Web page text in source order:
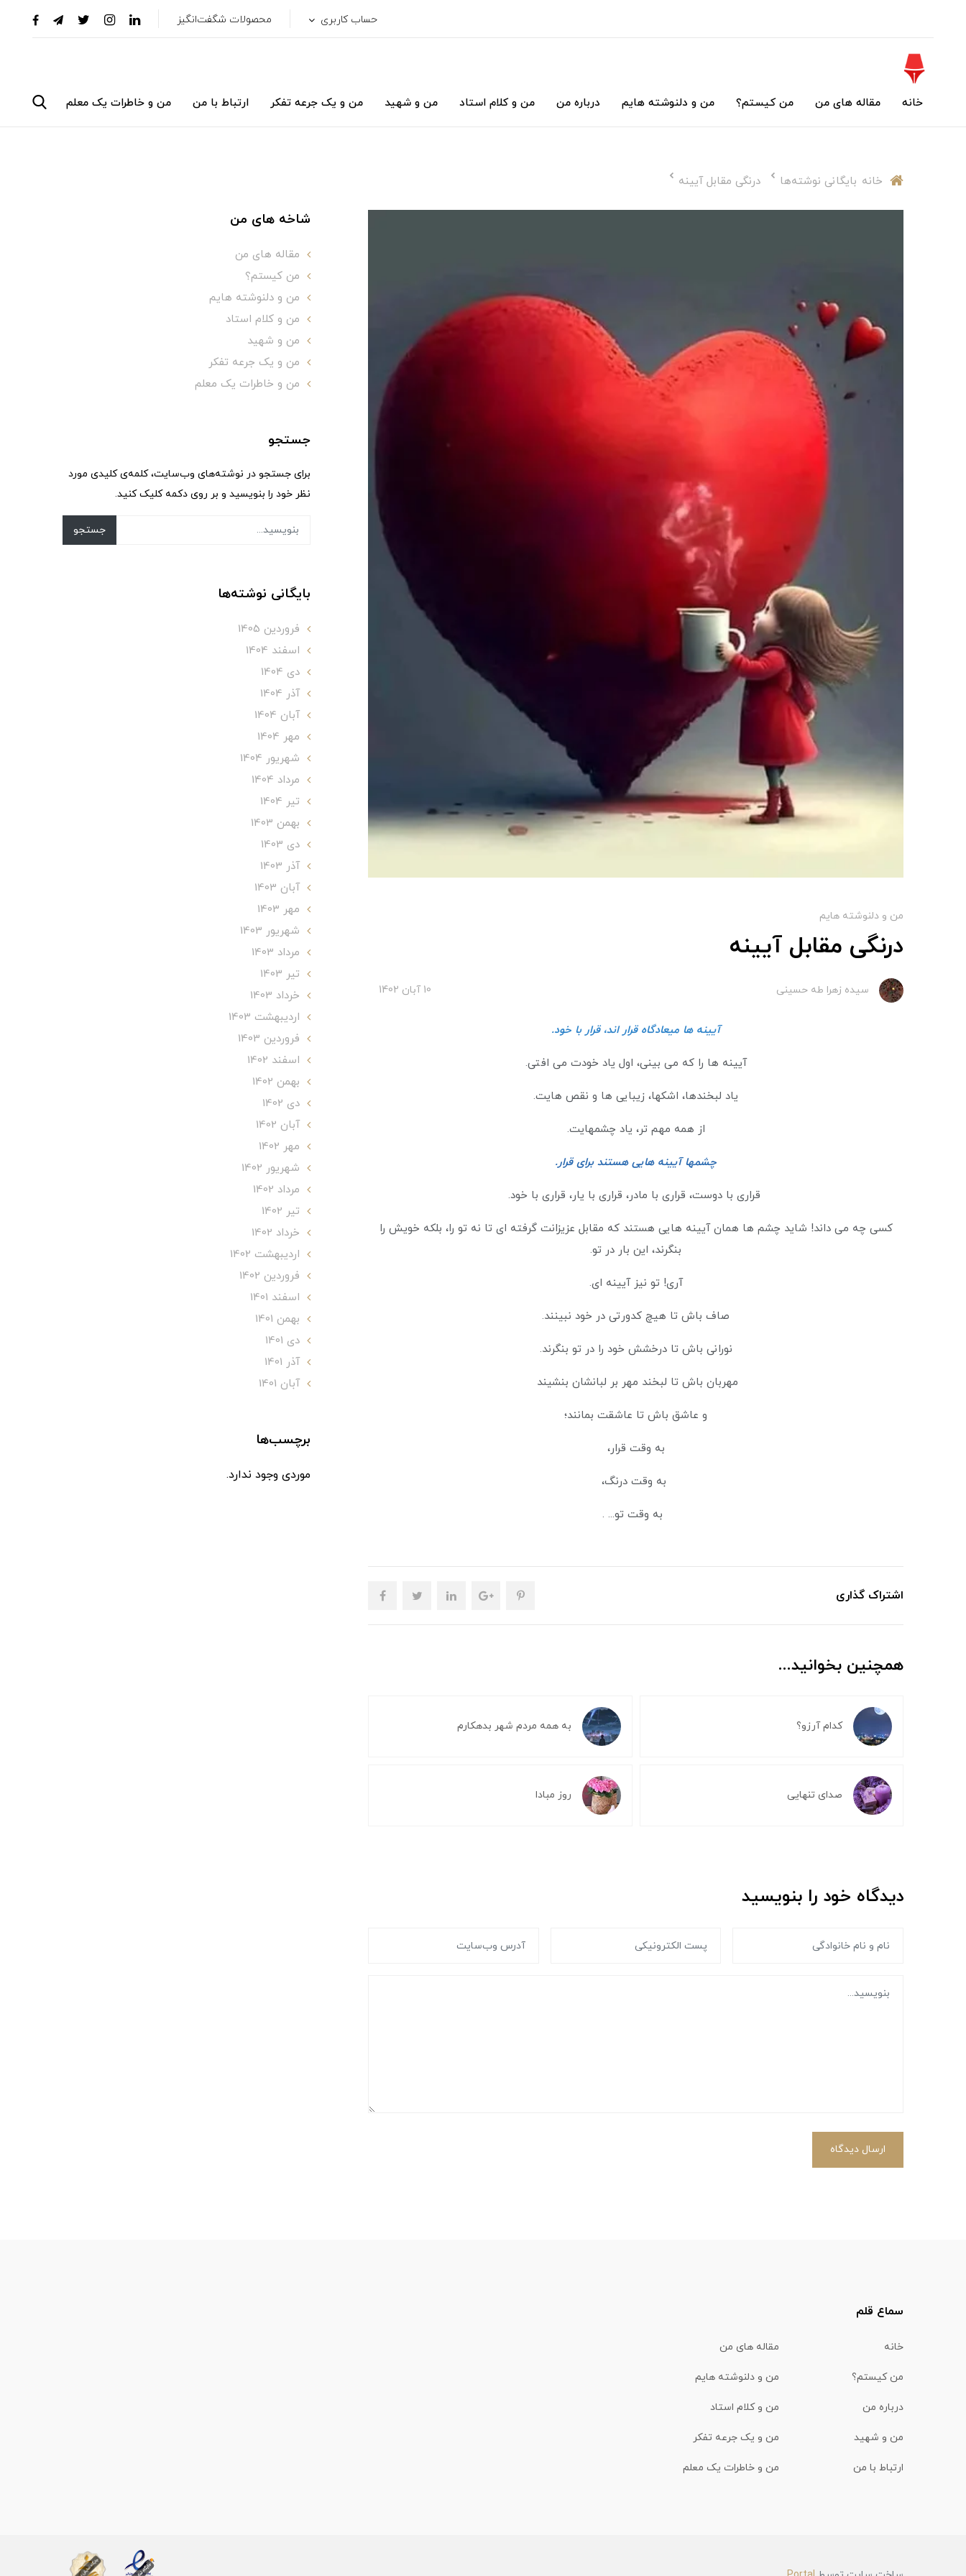
حساب کاربری محصولات شگفت‌انگیز
خانه مقاله های من من کیستم؟ من و دلنوشته هایم درباره من من و کلام استاد من و شهید من و یک جرعه تفکر ارتباط با من من و خاطرات یک معلم
خانه بایگانی نوشته‌ها درنگی مقابل آیینه
من و دلنوشته هایم
درنگی مقابل آیینه
سیده زهرا طه حسینی 10 آبان 1402
آیینه ها میعادگاه قرار اند، قرار با خود.
آیینه ها را که می بینی، اول یاد خودت می افتی.
یاد لبخندها، اشکها، زیبایی ها و نقص هایت.
از همه مهم تر، یاد چشمهایت.
چشمها آیینه هایی هستند برای قرار.
قراری با دوست، قراری با مادر، قراری با یار، قراری با خود.
کسی چه می داند! شاید چشم ها همان آیینه هایی هستند که مقابل عزیزانت گرفته ای تا نه تو را، بلکه خویش را
بنگرند، این بار در تو.
آری! تو نیز آیینه ای.
صاف باش تا هیچ کدورتی در خود نبینند.
نورانی باش تا درخشش خود را در تو بنگرند.
مهربان باش تا لبخند مهر بر لبانشان بنشیند
و عاشق باش تا عاشقت بمانند؛
به وقت قرار،
به وقت درنگ،
به وقت تو... .
اشتراک گذاری
همچنین بخوانید...
کدام آرزو؟ به همه مردم شهر بدهکارم
صدای تنهایی روز مبادا
دیدگاه خود را بنویسید
ارسال دیدگاه
شاخه های من
مقاله های من
من کیستم؟
من و دلنوشته هایم
من و کلام استاد
من و شهید
من و یک جرعه تفکر
من و خاطرات یک معلم
جستجو
برای جستجو در نوشته‌های وب‌سایت، کلمه‌ی کلیدی مورد
نظر خود را بنویسید و بر روی دکمه کلیک کنید.
جستجو
بایگانی نوشته‌ها
فروردین 1405
اسفند 1404
دی 1404
آذر 1404
آبان 1404
مهر 1404
شهریور 1404
مرداد 1404
تير 1404
بهمن 1403
دی 1403
آذر 1403
آبان 1403
مهر 1403
شهریور 1403
مرداد 1403
تير 1403
خرداد 1403
ارديبهشت 1403
فروردین 1403
اسفند 1402
بهمن 1402
دی 1402
آبان 1402
مهر 1402
شهریور 1402
مرداد 1402
تير 1402
خرداد 1402
ارديبهشت 1402
فروردین 1402
اسفند 1401
بهمن 1401
دی 1401
آذر 1401
آبان 1401
برچسب‌ها
موردی وجود ندارد.
سماع قلم
خانه مقاله های من
من کیستم؟ من و دلنوشته هایم
درباره من من و کلام استاد
من و شهید من و یک جرعه تفکر
ارتباط با من من و خاطرات یک معلم